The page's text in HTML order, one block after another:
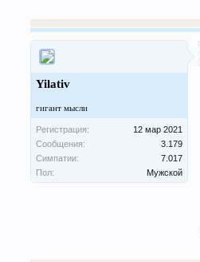
Yilativ
гигант мысли
Регистрация:
12 мар 2021
Сообщения:
3.179
Симпатии:
7.017
Пол:
Мужской